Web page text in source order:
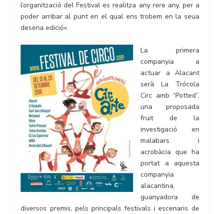
l’organització del Festival es realitza any rere any, per a
poder arribar al punt en el qual ens trobem en la seua
desena edició».
La primera
companyia a
actuar a Alacant
serà La Trócola
Circ amb “Potted”,
una proposada
fruit de la
investigació en
malabars i
acrobàcia que ha
portat a aquesta
companyia
alacantina,
guanyadora de
diversos premis, pels principals festivals i escenaris de